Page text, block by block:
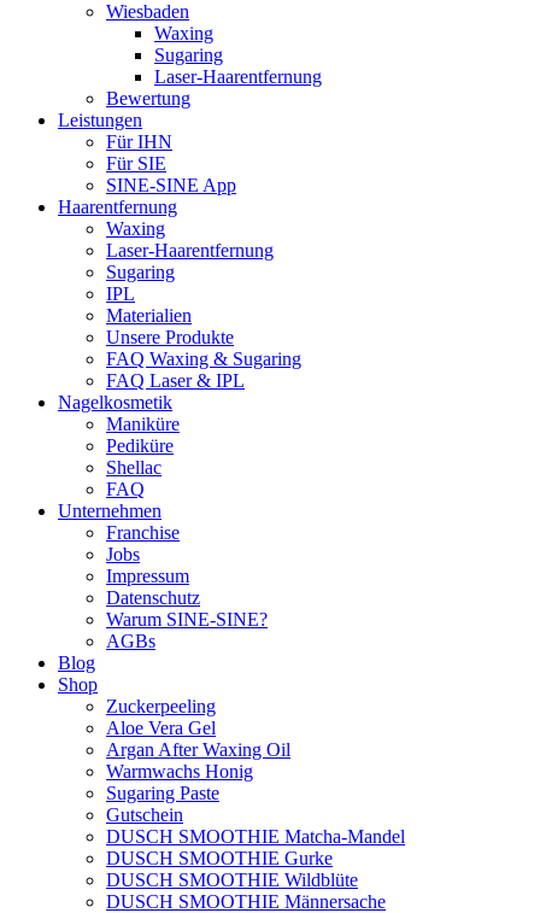
Wiesbaden
Waxing
Sugaring
Laser-Haarentfernung
Bewertung
Leistungen
Für IHN
Für SIE
SINE-SINE App
Haarentfernung
Waxing
Laser-Haarentfernung
Sugaring
IPL
Materialien
Unsere Produkte
FAQ Waxing & Sugaring
FAQ Laser & IPL
Nagelkosmetik
Maniküre
Pediküre
Shellac
FAQ
Unternehmen
Franchise
Jobs
Impressum
Datenschutz
Warum SINE-SINE?
AGBs
Blog
Shop
Zuckerpeeling
Aloe Vera Gel
Argan After Waxing Oil
Warmwachs Honig
Sugaring Paste
Gutschein
DUSCH SMOOTHIE Matcha-Mandel
DUSCH SMOOTHIE Gurke
DUSCH SMOOTHIE Wildblüte
DUSCH SMOOTHIE Männersache